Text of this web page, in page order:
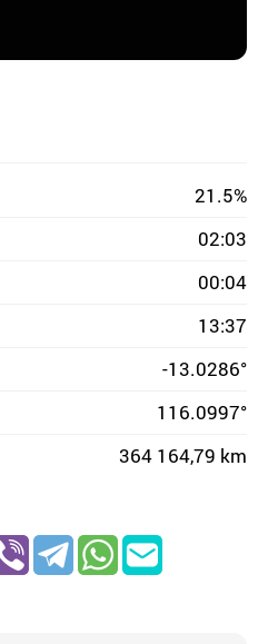
21.5%
02:03
00:04
13:37
-13.0286°
116.0997°
364 164,79 km